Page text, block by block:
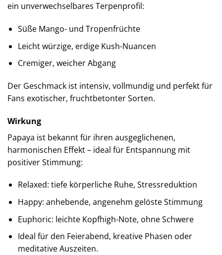
ein unverwechselbares Terpenprofil:
Süße Mango- und Tropenfrüchte
Leicht würzige, erdige Kush-Nuancen
Cremiger, weicher Abgang
Der Geschmack ist intensiv, vollmundig und perfekt für
Fans exotischer, fruchtbetonter Sorten.
Wirkung
Papaya ist bekannt für ihren ausgeglichenen,
harmonischen Effekt – ideal für Entspannung mit
positiver Stimmung:
Relaxed: tiefe körperliche Ruhe, Stressreduktion
Happy: anhebende, angenehm gelöste Stimmung
Euphoric: leichte Kopfhigh-Note, ohne Schwere
Ideal für den Feierabend, kreative Phasen oder
meditative Auszeiten.